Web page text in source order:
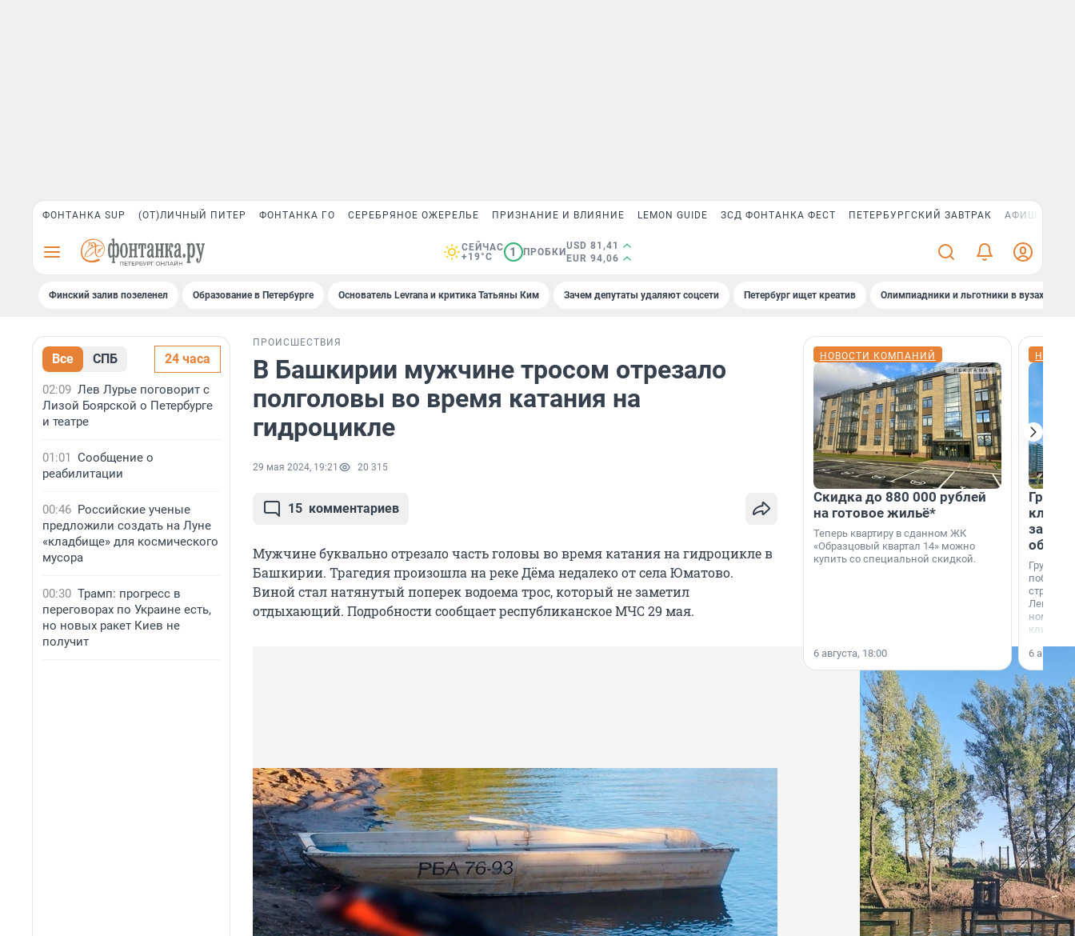
ФОНТАНКА SUP (ОТ)ЛИЧНЫЙ ПИТЕР ФОНТАНКА ГО СЕРЕБРЯНОЕ ОЖЕРЕЛЬЕ ПРИЗНАНИЕ И ВЛИЯНИЕ LEMON GUIDE ЗСД ФОНТАНКА ФЕСТ ПЕТЕРБУРГСКИЙ ЗАВТРАК АФИША PLUS
СЕЙЧАС
+19°C
1 ПРОБКИ
USD 81,41
EUR 94,06
Финский залив позеленел Образование в Петербурге Основатель Levrana и критика Татьяны Ким Зачем депутаты удаляют соцсети Петербург ищет креатив Олимпиадники и льготники в вузах СПб
Все СПБ 24 часа
02:09 Лев Лурье поговорит с
Лизой Боярской о Петербурге
и театре
01:01 Сообщение о
реабилитации
00:46 Российские ученые
предложили создать на Луне
«кладбище» для космического
мусора
00:30 Трамп: прогресс в
переговорах по Украине есть,
но новых ракет Киев не
получит
ПРОИСШЕСТВИЯ
В Башкирии мужчине тросом отрезало
полголовы во время катания на
гидроцикле
29 мая 2024, 19:21 20 315
15 комментариев
Мужчине буквально отрезало часть головы во время катания на гидроцикле в
Башкирии. Трагедия произошла на реке Дёма недалеко от села Юматово.
Виной стал натянутый поперек водоема трос, который не заметил
отдыхающий. Подробности сообщает республиканское МЧС 29 мая.
НОВОСТИ КОМПАНИЙ
Скидка до 880 000 рублей
на готовое жильё*
Теперь квартиру в сданном ЖК
«Образцовый квартал 14» можно
купить со специальной скидкой.
6 августа, 18:00
Группа
области».
6